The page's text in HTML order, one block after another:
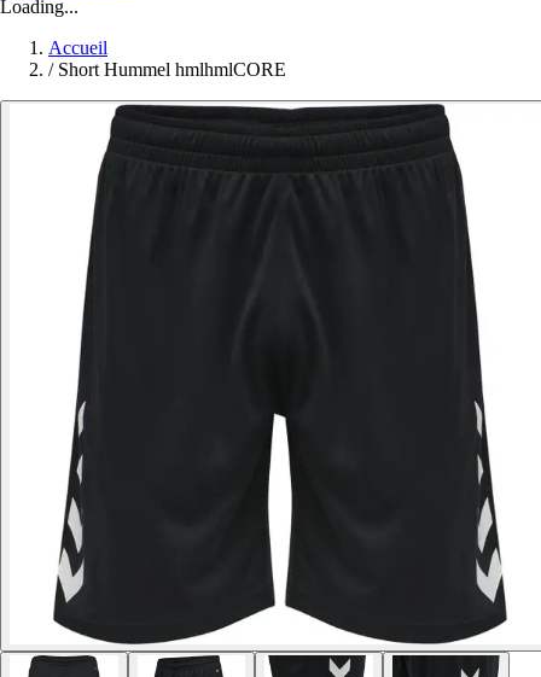
Loading...
Accueil
/ Short Hummel hmlhmlCORE